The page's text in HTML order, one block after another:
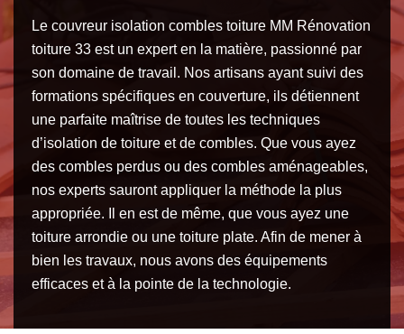
Le couvreur isolation combles toiture MM Rénovation
toiture 33 est un expert en la matière, passionné par
son domaine de travail. Nos artisans ayant suivi des
formations spécifiques en couverture, ils détiennent
une parfaite maîtrise de toutes les techniques
d’isolation de toiture et de combles. Que vous ayez
des combles perdus ou des combles aménageables,
nos experts sauront appliquer la méthode la plus
appropriée. Il en est de même, que vous ayez une
toiture arrondie ou une toiture plate. Afin de mener à
bien les travaux, nous avons des équipements
efficaces et à la pointe de la technologie.